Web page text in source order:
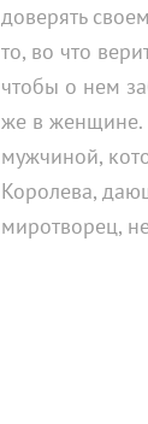
доверять
то, во что
чтобы о нем
же в женщине.
мужчиной,
Королева,
миротворец,